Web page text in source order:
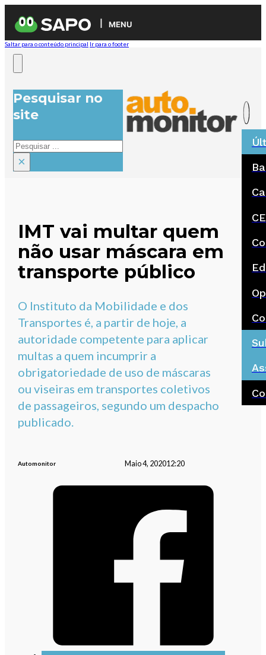
MENU
Saltar para o conteúdo principal Ir para o footer
Pesquisar no
site
Pesquisar
×
IMT vai multar quem
não usar máscara em
transporte público
O Instituto da Mobilidade e dos
Transportes é, a partir de hoje, a
autoridade competente para aplicar
multas a quem incumprir a
obrigatoriedade de uso de máscaras
ou viseiras em transportes coletivos
de passageiros, segundo um despacho
publicado.
Automonitor Maio 4, 202012:20